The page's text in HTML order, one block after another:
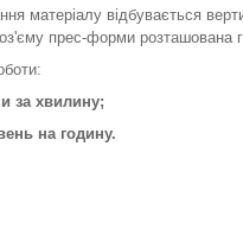
матеріалу відбувається
прес-форми розташована
за хвилину;
на годину.